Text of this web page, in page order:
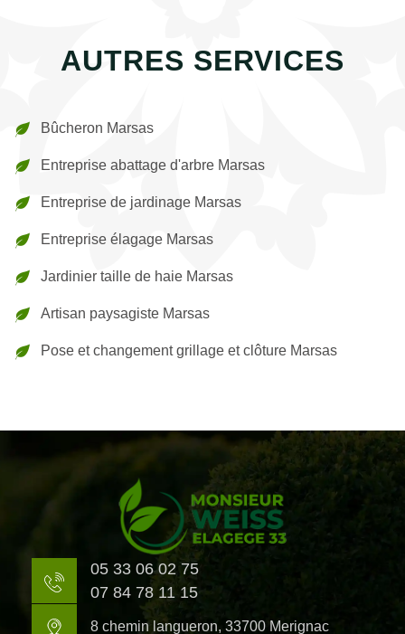
AUTRES SERVICES
Bûcheron Marsas
Entreprise abattage d'arbre Marsas
Entreprise de jardinage Marsas
Entreprise élagage Marsas
Jardinier taille de haie Marsas
Artisan paysagiste Marsas
Pose et changement grillage et clôture Marsas
05 33 06 02 75
07 84 78 11 15
8 chemin langueron, 33700 Merignac